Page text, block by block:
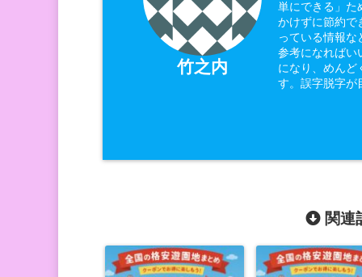
竹之内
単にできる」た
かけずに節約で
っている情報
参考になればい
になり、めんど
す。誤字脱字が
関連